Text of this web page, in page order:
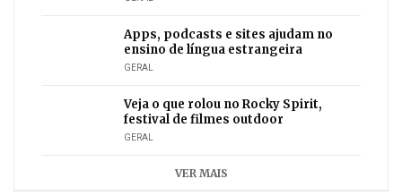
Apps, podcasts e sites ajudam no
ensino de língua estrangeira
GERAL
Veja o que rolou no Rocky Spirit,
festival de filmes outdoor
GERAL
VER MAIS